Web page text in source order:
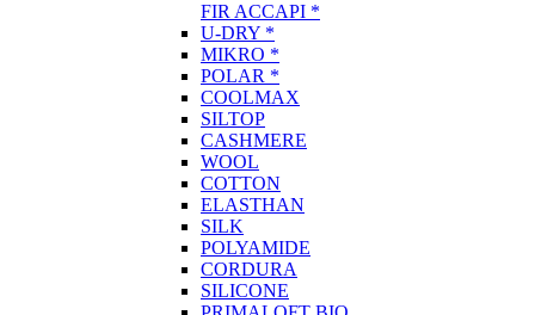
FIR ACCAPI *
U-DRY *
MIKRO *
POLAR *
COOLMAX
SILTOP
CASHMERE
WOOL
COTTON
ELASTHAN
SILK
POLYAMIDE
CORDURA
SILICONE